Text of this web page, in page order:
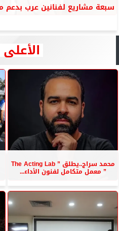
سبعة مشاريع لفنانين عرب بدعم
محمد سراج..يطلق ” The Acting Lab
” معمل متكامل لفنون الأداء...